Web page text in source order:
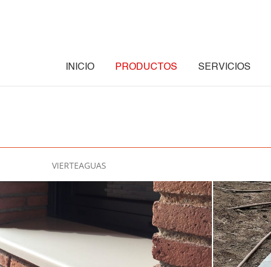
INICIO PRODUCTOS SERVICIOS
VIERTEAGUAS